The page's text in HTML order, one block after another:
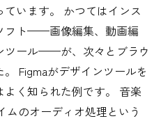
います。 かつてはインス
フト——画像編集、動画編
ツール——が、次々とブラウ
Figmaがデザインツールを
く知られた例です。 音楽
ムのオーディオ処理という